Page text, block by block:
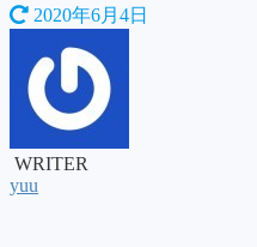
2020年6月4日
WRITER
yuu